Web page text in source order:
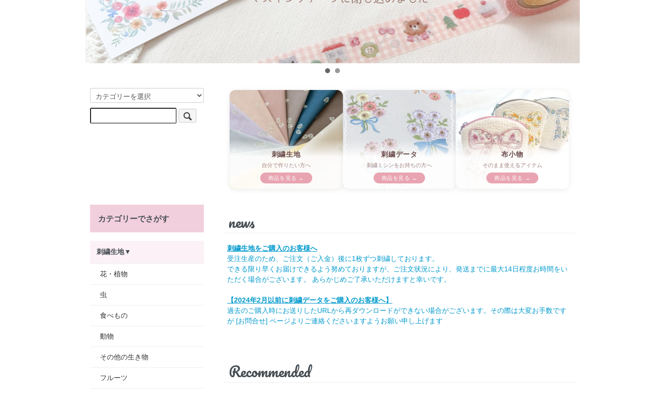
刺繍生地
自分で作りたい方へ
商品を見る →
刺繍データ
刺繍ミシンをお持ちの方へ
商品を見る →
布小物
そのまま使えるアイテム
商品を見る →
news
刺繍生地をご購入のお客様へ
受注生産のため、ご注文（ご入金）後に1枚ずつ刺繍しております。
できる限り早くお届けできるよう努めておりますが、ご注文状況により、発送までに最大14日程度お時間をい
ただく場合がございます。 あらかじめご了承いただけますと幸いです。
【2024年2月以前に刺繍データをご購入のお客様へ】
過去のご購入時にお送りしたURLから再ダウンロードができない場合がございます。その際は大変お手数です
が [お問合せ] ページよりご連絡くださいますようお願い申し上げます
Recommended
カテゴリーでさがす
刺繍生地▼
花・植物
虫
食べもの
動物
その他の生き物
フルーツ